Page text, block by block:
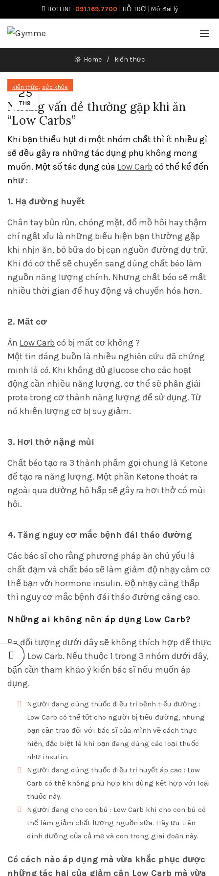
HOTLINE: 091.169.7700 HỖ TRỢ |Mở đại lý
Home kiến thức
25
TH9
kiến thức, sức khỏe
Những vấn đề thường gặp khi ăn
“Low Carbs”
Khi bạn thiếu hụt đi một nhóm chất thì ít nhiều gì
sẽ đều gây ra những tác dụng phụ không mong
muốn. Một số tác dụng của Low Carb có thể kể đến
như :
1. Hạ đường huyết
Chân tay bủn rủn, chóng mặt, đổ mồ hôi hay thậm
chí ngất xỉu là những biểu hiện bạn thường gặp
khi nhịn ăn, bỏ bữa do bị cạn nguồn đường dự trữ.
Khi đó cơ thể sẽ chuyển sang dùng chất béo làm
nguồn năng lượng chính. Nhưng chất béo sẽ mất
nhiều thời gian để huy động và chuyển hóa hơn.
2. Mất cơ
Ăn Low Carb có bị mất cơ không ?
Một tin đáng buồn là nhiều nghiên cứu đã chứng
minh là có. Khi không đủ glucose cho các hoạt
động cần nhiều năng lượng, cơ thể sẽ phân giải
prote trong cơ thành năng lượng để sử dụng. Từ
nó khiến lượng cơ bị suy giảm.
3. Hơi thở nặng mùi
Chất béo tạo ra 3 thành phẩm gọi chung là Ketone
để tạo ra năng lượng. Một phần Ketone thoát ra
ngoài qua đường hô hấp sẽ gây ra hơi thở có mùi
hôi.
4. Tăng nguy cơ mắc bệnh đái tháo đường
Các bác sĩ cho rằng phương pháp ăn chủ yếu là
chất đạm và chất béo sẽ làm giảm độ nhạy cảm cơ
thể bạn với hormone insulin. Độ nhạy càng thấp
thì nguy cơ mắc bệnh đái tháo đường càng cao.
Những ai không nên áp dụng Low Carb?
Ba đối tượng dưới đây sẽ không thích hợp để thực
hiện Low Carb. Nếu thuộc 1 trong 3 nhóm dưới đây,
bạn cần tham khảo ý kiến bác sĩ nếu muốn áp
dụng.
Người đang dùng thuốc điều trị bệnh tiểu đường :
Low Carb có thể tốt cho người bị tiểu đường, nhưng
bạn cần trao đổi với bác sĩ của mình về cách thực
hiện, đặc biệt là khi bạn đang dùng các loại thuốc
như insulin.
Người đang dùng thuốc điều trị huyết áp cao : Low
Carb có thể không phù hợp khi dùng kết hợp với loại
thuốc này.
Người đang cho con bú : Low Carb khi cho con bú có
thể làm giảm chất lượng nguồn sữa. Hãy ưu tiên
dinh dưỡng của cả mẹ và con trong giai đoạn này.
Có cách nào áp dụng mà vừa khắc phục được
những tác hại của giảm cân Low Carb mà vừa